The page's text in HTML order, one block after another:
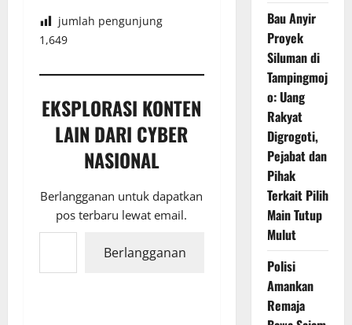
jumlah pengunjung
1,649
EKSPLORASI KONTEN
LAIN DARI CYBER
NASIONAL
Berlangganan untuk dapatkan
pos terbaru lewat email.
Ketikkan email Anda...
Berlangganan
Bau Anyir
Proyek
Siluman di
Tampingmoj
o: Uang
Rakyat
Digrogoti,
Pejabat dan
Pihak
Terkait Pilih
Main Tutup
Mulut
Polisi
Amankan
Remaja